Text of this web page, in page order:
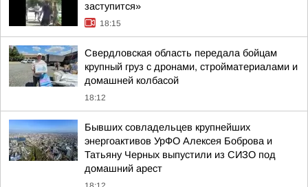
заступится»
18:15
Свердловская область передала бойцам
крупный груз с дронами, стройматериалами и
домашней колбасой
18:12
Бывших совладельцев крупнейших
энергоактивов УрФО Алексея Боброва и
Татьяну Черных выпустили из СИЗО под
домашний арест